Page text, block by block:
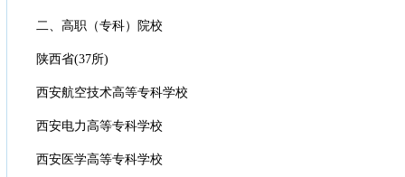
二、高职（专科）院校
陕西省(37所)
西安航空技术高等专科学校
西安电力高等专科学校
西安医学高等专科学校